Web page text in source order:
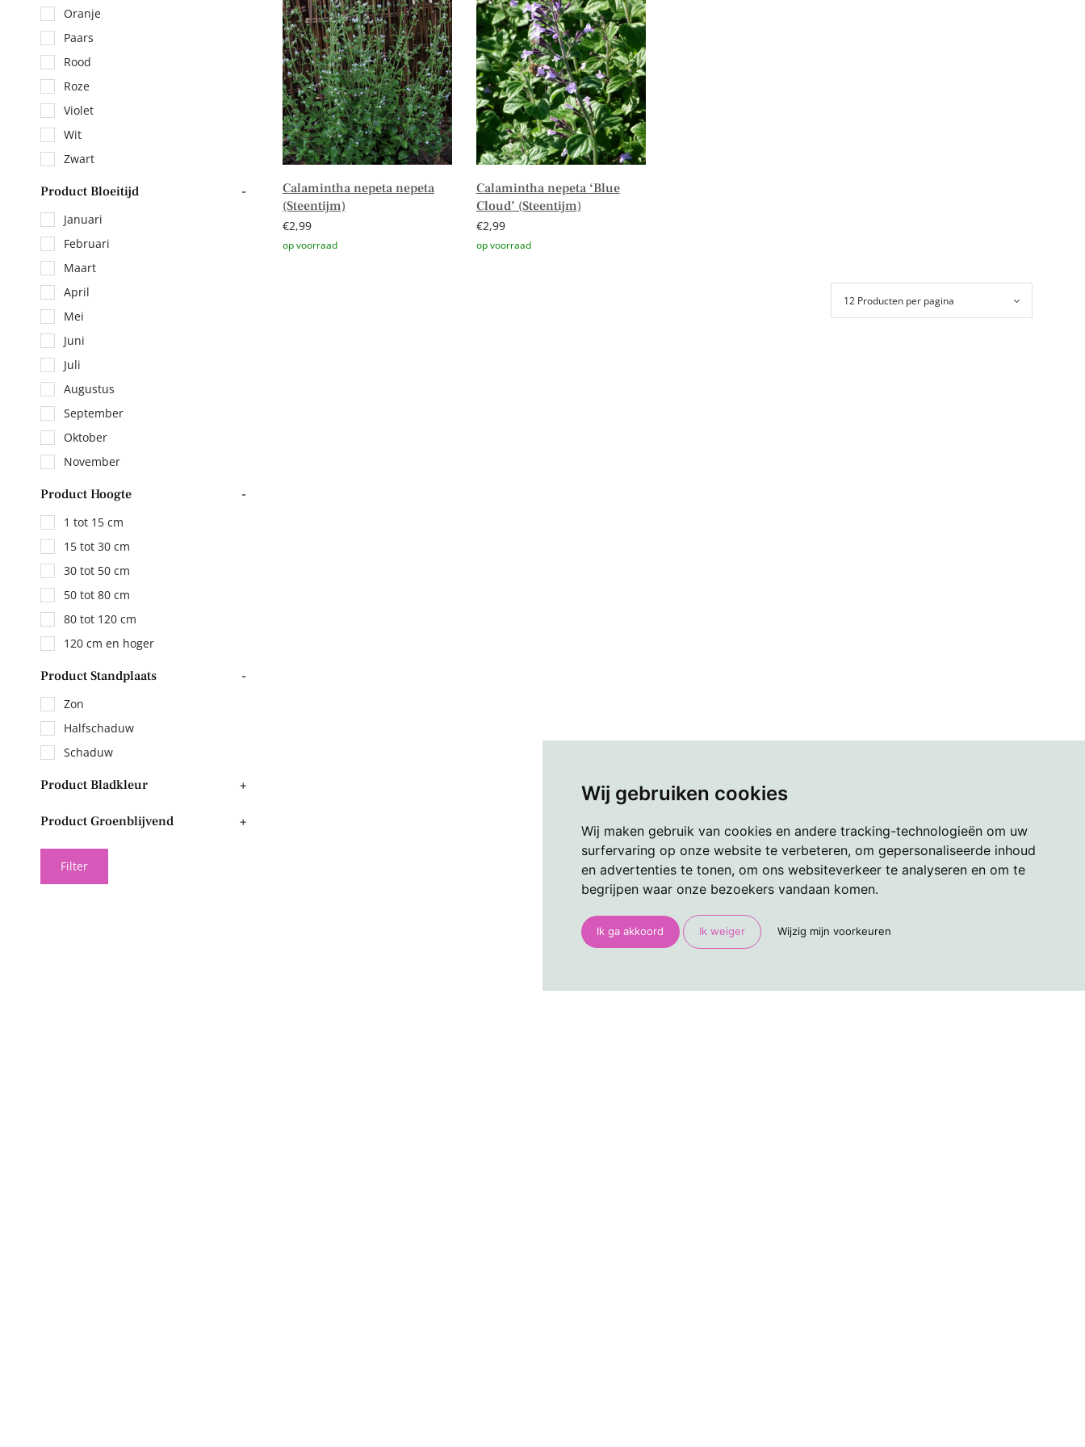
Wij gebruiken cookies
Wij maken gebruik van cookies en andere tracking-technologieën om uw
surfervaring op onze website te verbeteren, om gepersonaliseerde inhoud
en advertenties te tonen, om ons websiteverkeer te analyseren en om te
begrijpen waar onze bezoekers vandaan komen.
Ik ga akkoord Ik weiger Wijzig mijn voorkeuren
Oranje
Paars
Rood
Roze
Violet
Wit
Zwart
Product Bloeitijd -
Januari
Februari
Maart
April
Mei
Juni
Juli
Augustus
September
Oktober
November
Product Hoogte -
1 tot 15 cm
15 tot 30 cm
30 tot 50 cm
50 tot 80 cm
80 tot 120 cm
120 cm en hoger
Product Standplaats -
Zon
Halfschaduw
Schaduw
Product Bladkleur +
Product Groenblijvend +
Filter
Calamintha nepeta nepeta
(Steentijm)
€2,99
Calamintha nepeta ‘Blue
Cloud’ (Steentijm)
€2,99